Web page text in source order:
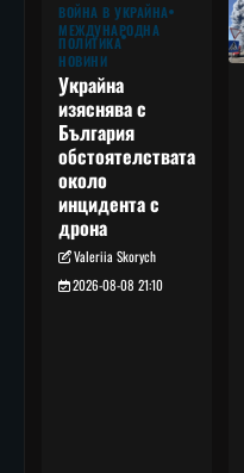
ВОЙНА В УКРАЙНА
МЕЖДУНАРОДНА
ПОЛИТИКА
НОВИНИ
Украйна
изяснява с
България
обстоятелствата
около
инцидента с
дрона
Valeriia Skorych
2026-08-08 21:10